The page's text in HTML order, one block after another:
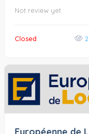
Not review yet
Closed